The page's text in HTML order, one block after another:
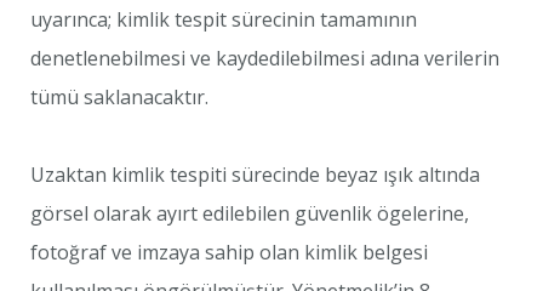
uyarınca; kimlik tespit sürecinin tamamının
denetlenebilmesi ve kaydedilebilmesi adına verilerin
tümü saklanacaktır.
Uzaktan kimlik tespiti sürecinde beyaz ışık altında
görsel olarak ayırt edilebilen güvenlik ögelerine,
fotoğraf ve imzaya sahip olan kimlik belgesi